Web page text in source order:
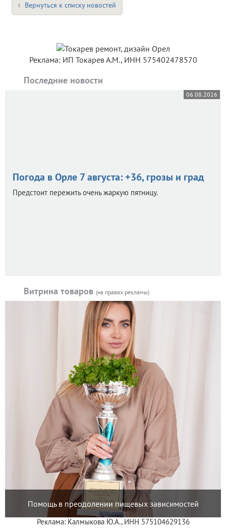
Вернуться к списку новостей
Реклама: ИП Токарев А.М., ИНН 575402478570
Последние новости
06.08.2026
Погода в Орле 7 августа: +36, грозы и град
Предстоит пережить очень жаркую пятницу.
Витрина товаров (на правах рекламы)
Помощь в преодолении пищевых зависимостей
Реклама: Калмыкова Ю.А., ИНН 575104629136